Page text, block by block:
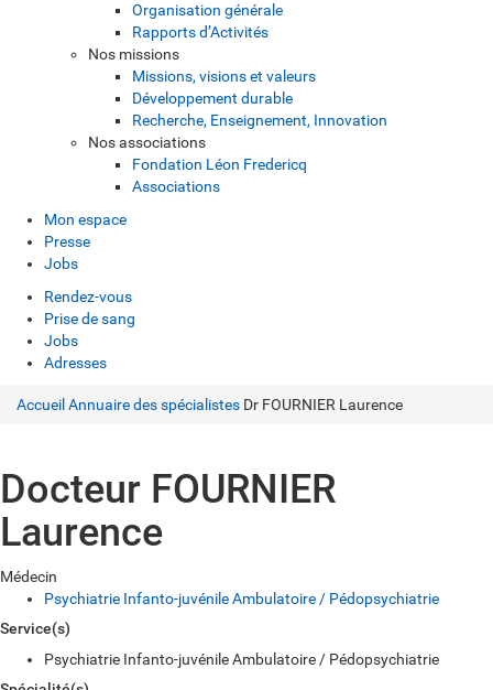
Organisation générale
Rapports d’Activités
Nos missions
Missions, visions et valeurs
Développement durable
Recherche, Enseignement, Innovation
Nos associations
Fondation Léon Fredericq
Associations
Mon espace
Presse
Jobs
Rendez-vous
Prise de sang
Jobs
Adresses
Accueil Annuaire des spécialistes Dr FOURNIER Laurence
Docteur FOURNIER
Laurence
Médecin
Psychiatrie Infanto-juvénile Ambulatoire / Pédopsychiatrie
Service(s)
Psychiatrie Infanto-juvénile Ambulatoire / Pédopsychiatrie